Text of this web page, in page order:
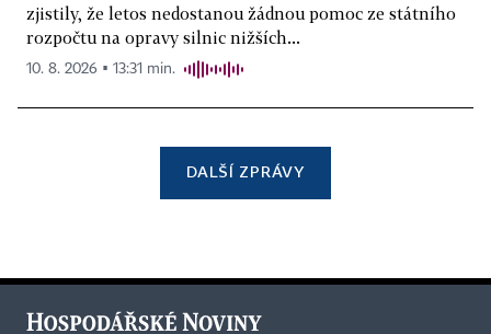
zjistily, že letos nedostanou žádnou pomoc ze státního
rozpočtu na opravy silnic nižších...
10. 8. 2026 ▪ 13:31 min.
DALŠÍ ZPRÁVY